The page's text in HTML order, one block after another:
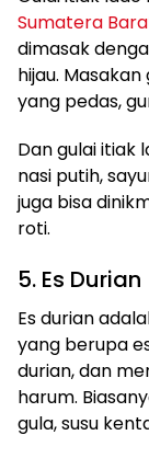
Sumatera
dimasak
hijau.
yang pedas,
Dan gulai itiak
nasi putih,
juga bisa
roti.
5. Es Durian
Es durian
yang berupa
durian, dan
harum.
gula, susu